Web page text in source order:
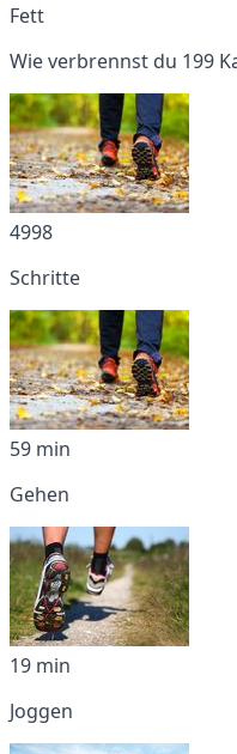
Fett
Wie verbrennst du 199
4998
Schritte
59 min
Gehen
19 min
Joggen